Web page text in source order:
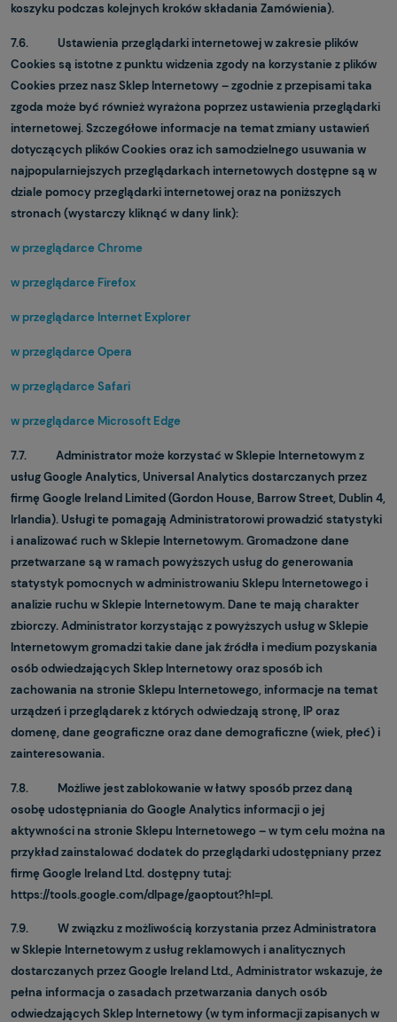
koszyku podczas kolejnych kroków składania Zamówienia).
7.6. Ustawienia przeglądarki internetowej w zakresie plików
Cookies są istotne z punktu widzenia zgody na korzystanie z plików
Cookies przez nasz Sklep Internetowy – zgodnie z przepisami taka
zgoda może być również wyrażona poprzez ustawienia przeglądarki
internetowej. Szczegółowe informacje na temat zmiany ustawień
dotyczących plików Cookies oraz ich samodzielnego usuwania w
najpopularniejszych przeglądarkach internetowych dostępne są w
dziale pomocy przeglądarki internetowej oraz na poniższych
stronach (wystarczy kliknąć w dany link):
w przeglądarce Chrome
w przeglądarce Firefox
w przeglądarce Internet Explorer
w przeglądarce Opera
w przeglądarce Safari
w przeglądarce Microsoft Edge
7.7. Administrator może korzystać w Sklepie Internetowym z
usług Google Analytics, Universal Analytics dostarczanych przez
firmę Google Ireland Limited (Gordon House, Barrow Street, Dublin 4,
Irlandia). Usługi te pomagają Administratorowi prowadzić statystyki
i analizować ruch w Sklepie Internetowym. Gromadzone dane
przetwarzane są w ramach powyższych usług do generowania
statystyk pomocnych w administrowaniu Sklepu Internetowego i
analizie ruchu w Sklepie Internetowym. Dane te mają charakter
zbiorczy. Administrator korzystając z powyższych usług w Sklepie
Internetowym gromadzi takie dane jak źródła i medium pozyskania
osób odwiedzających Sklep Internetowy oraz sposób ich
zachowania na stronie Sklepu Internetowego, informacje na temat
urządzeń i przeglądarek z których odwiedzają stronę, IP oraz
domenę, dane geograficzne oraz dane demograficzne (wiek, płeć) i
zainteresowania.
7.8. Możliwe jest zablokowanie w łatwy sposób przez daną
osobę udostępniania do Google Analytics informacji o jej
aktywności na stronie Sklepu Internetowego – w tym celu można na
przykład zainstalować dodatek do przeglądarki udostępniany przez
firmę Google Ireland Ltd. dostępny tutaj:
https://tools.google.com/dlpage/gaoptout?hl=pl.
7.9. W związku z możliwością korzystania przez Administratora
w Sklepie Internetowym z usług reklamowych i analitycznych
dostarczanych przez Google Ireland Ltd., Administrator wskazuje, że
pełna informacja o zasadach przetwarzania danych osób
odwiedzających Sklep Internetowy (w tym informacji zapisanych w